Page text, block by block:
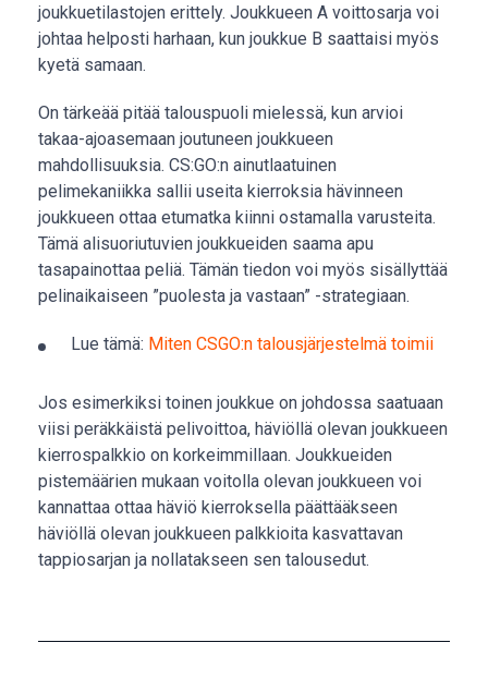
joukkuetilastojen erittely. Joukkueen A voittosarja voi
johtaa helposti harhaan, kun joukkue B saattaisi myös
kyetä samaan.
On tärkeää pitää talouspuoli mielessä, kun arvioi
takaa-ajoasemaan joutuneen joukkueen
mahdollisuuksia. CS:GO:n ainutlaatuinen
pelimekaniikka sallii useita kierroksia hävinneen
joukkueen ottaa etumatka kiinni ostamalla varusteita.
Tämä alisuoriutuvien joukkueiden saama apu
tasapainottaa peliä. Tämän tiedon voi myös sisällyttää
pelinaikaiseen ”puolesta ja vastaan” -strategiaan.
Lue tämä: Miten CSGO:n talousjärjestelmä toimii
Jos esimerkiksi toinen joukkue on johdossa saatuaan
viisi peräkkäistä pelivoittoa, häviöllä olevan joukkueen
kierrospalkkio on korkeimmillaan. Joukkueiden
pistemäärien mukaan voitolla olevan joukkueen voi
kannattaa ottaa häviö kierroksella päättääkseen
häviöllä olevan joukkueen palkkioita kasvattavan
tappiosarjan ja nollatakseen sen talousedut.